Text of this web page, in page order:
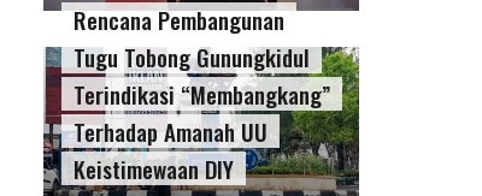
Rencana Pembangunan
Tugu Tobong Gunungkidul
Terindikasi “Membangkang”
Terhadap Amanah UU
Keistimewaan DIY